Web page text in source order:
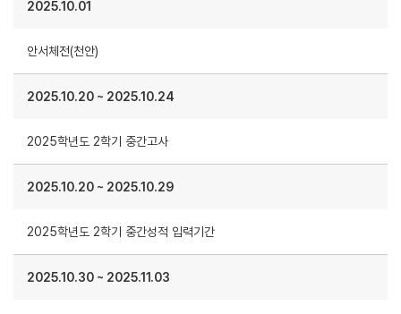
2025.10.01
안서체전(천안)
2025.10.20 ~ 2025.10.24
2025학년도 2학기 중간고사
2025.10.20 ~ 2025.10.29
2025학년도 2학기 중간성적 입력기간
2025.10.30 ~ 2025.11.03